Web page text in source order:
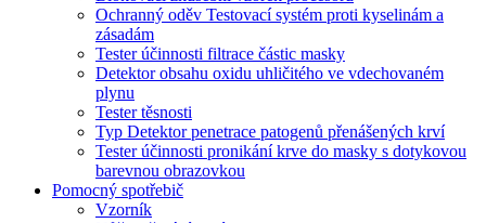
Ochranný oděv Testovací systém proti kyselinám a
zásadám
Tester účinnosti filtrace částic masky
Detektor obsahu oxidu uhličitého ve vdechovaném
plynu
Tester těsnosti
Typ Detektor penetrace patogenů přenášených krví
Tester účinnosti pronikání krve do masky s dotykovou
barevnou obrazovkou
Pomocný spotřebič
Vzorník